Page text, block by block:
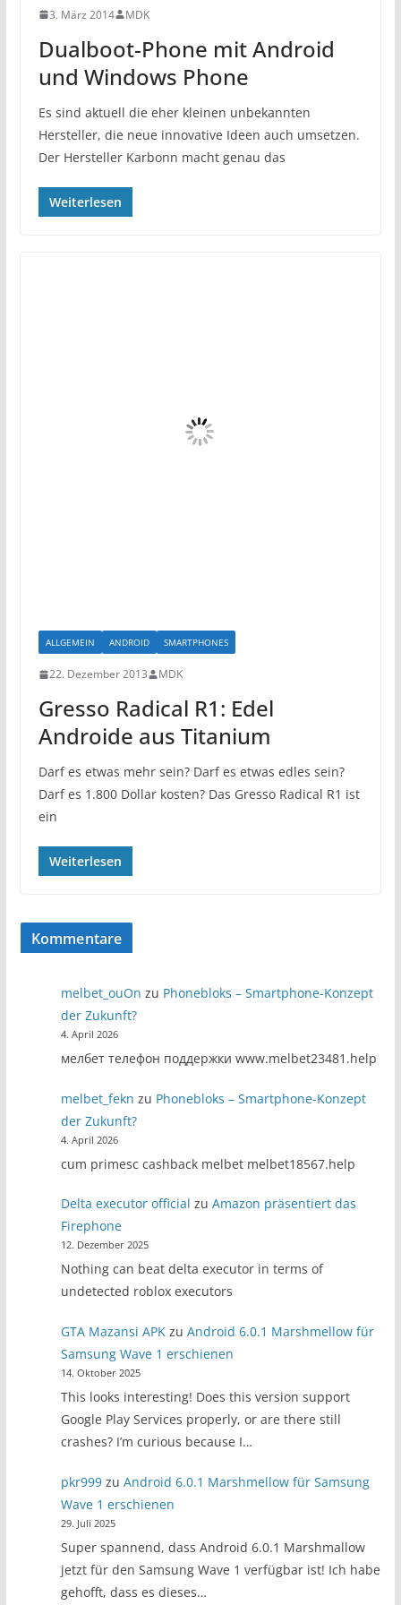
3. März 2014 MDK
Dualboot-Phone mit Android
und Windows Phone
Es sind aktuell die eher kleinen unbekannten
Hersteller, die neue innovative Ideen auch umsetzen.
Der Hersteller Karbonn macht genau das
Weiterlesen
ALLGEMEIN ANDROID SMARTPHONES
22. Dezember 2013 MDK
Gresso Radical R1: Edel
Androide aus Titanium
Darf es etwas mehr sein? Darf es etwas edles sein?
Darf es 1.800 Dollar kosten? Das Gresso Radical R1 ist
ein
Weiterlesen
Kommentare
melbet_ouOn zu Phonebloks – Smartphone-Konzept
der Zukunft?
4. April 2026
мелбет телефон поддержки www.melbet23481.help
melbet_fekn zu Phonebloks – Smartphone-Konzept
der Zukunft?
4. April 2026
cum primesc cashback melbet melbet18567.help
Delta executor official zuAmazon präsentiert das
Firephone
12. Dezember 2025
Nothing can beat delta executor in terms of
undetected roblox executors
GTA Mazansi APK zuAndroid 6.0.1 Marshmellow für
Samsung Wave 1 erschienen
14. Oktober 2025
This looks interesting! Does this version support
Google Play Services properly, or are there still
crashes? I’m curious because I…
pkr999 zuAndroid 6.0.1 Marshmellow für Samsung
Wave 1 erschienen
29. Juli 2025
Super spannend, dass Android 6.0.1 Marshmallow
jetzt für den Samsung Wave 1 verfügbar ist! Ich habe
gehofft, dass es dieses…